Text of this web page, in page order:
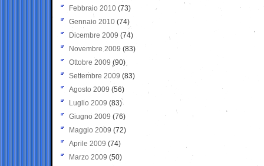
Febbraio 2010 (73)
Gennaio 2010 (74)
Dicembre 2009 (74)
Novembre 2009 (83)
Ottobre 2009 (90)
Settembre 2009 (83)
Agosto 2009 (56)
Luglio 2009 (83)
Giugno 2009 (76)
Maggio 2009 (72)
Aprile 2009 (74)
Marzo 2009 (50)